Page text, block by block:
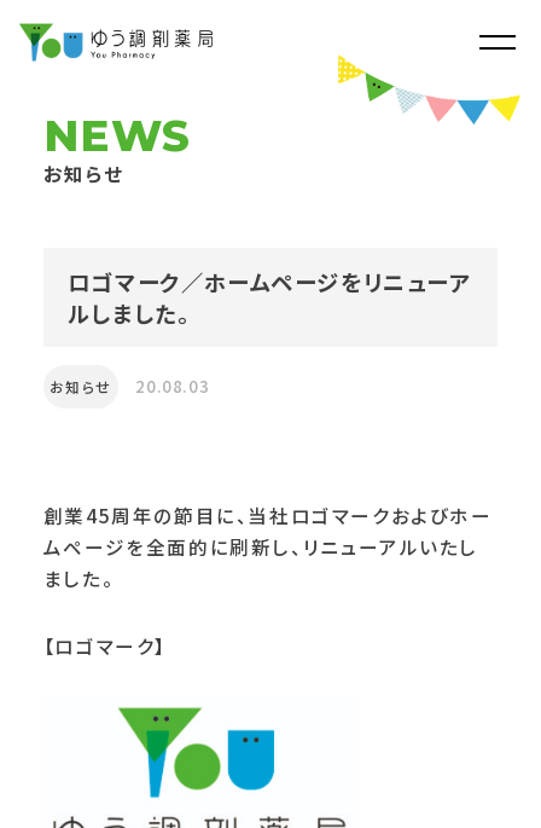
NEWS
お知らせ
ロゴマーク／ホームページをリニューア
ルしました。
お知らせ 20.08.03
創業45周年の節目に、当社ロゴマークおよびホー
ムページを全面的に刷新し、リニューアルいたし
ました。
【ロゴマーク】